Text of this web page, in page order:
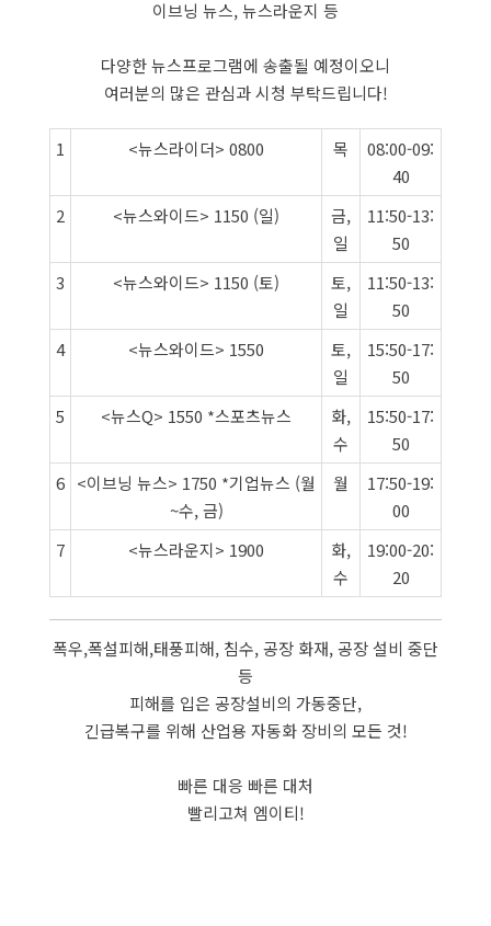
이브닝 뉴스, 뉴스라운지 등
다양한 뉴스프로그램에 송출될 예정이오니
여러분의 많은 관심과 시청 부탁드립니다!
1 <뉴스라이더> 0800 목
08:00-09:
40
2
<뉴스와이드> 1150 (일)
금,
일
11:50-13:
50
3
<뉴스와이드> 1150 (토)
토,
일
11:50-13:
50
4
<뉴스와이드> 1550
토,
일
15:50-17:
50
5
<뉴스Q> 1550 *스포츠뉴스
화,
수
15:50-17:
50
6 <이브닝 뉴스> 1750 *기업뉴스 (월
~수, 금)
월
17:50-19:
00
7
<뉴스라운지> 1900
화,
수
19:00-20:
20
폭우,폭설피해,태풍피해, 침수, 공장 화재, 공장 설비 중단
등
피해를 입은 공장설비의 가동중단,
긴급복구를 위해 산업용 자동화 장비의 모든 것!
빠른 대응 빠른 대처
빨리고쳐 엠이티!